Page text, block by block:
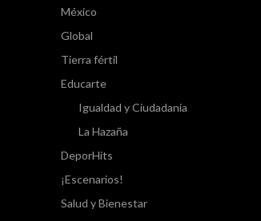
México
Global
Tierra fértil
Educarte
Igualdad y Ciudadanía
La Hazaña
DeporHits
¡Escenarios!
Salud y Bienestar